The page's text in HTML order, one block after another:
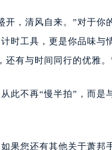
，清风自来。”对于你
时工具，更是你品味与
还有与时间同行的优雅。
此不再“慢半拍”，而是
果您还有其他关于萧